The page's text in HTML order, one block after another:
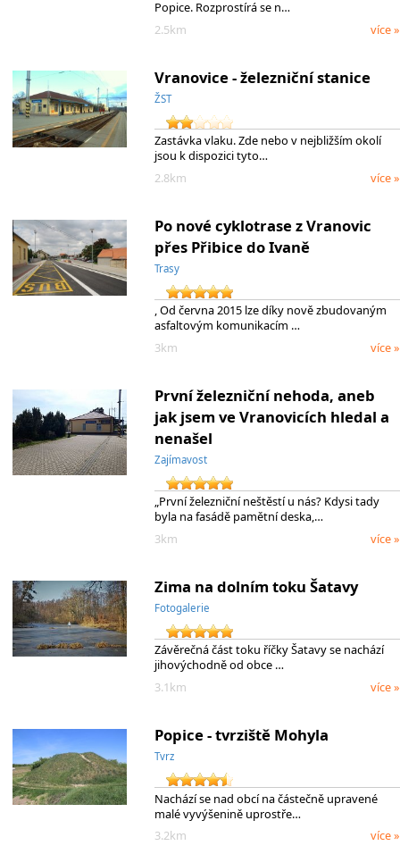
Popice. Rozprostírá se n…
2.5km
více »
Vranovice - železniční stanice
ŽST
Zastávka vlaku. Zde nebo v nejbližším okolí
jsou k dispozici tyto…
2.8km
více »
Po nové cyklotrase z Vranovic
přes Přibice do Ivaně
Trasy
, Od června 2015 lze díky nově zbudovaným
asfaltovým komunikacím …
3km
více »
První železniční nehoda, aneb
jak jsem ve Vranovicích hledal a
nenašel
Zajímavost
„První železniční neštěstí u nás? Kdysi tady
byla na fasádě pamětní deska,…
3km
více »
Zima na dolním toku Šatavy
Fotogalerie
Závěrečná část toku říčky Šatavy se nachází
jihovýchodně od obce …
3.1km
více »
Popice - tvrziště Mohyla
Tvrz
Nachází se nad obcí na částečně upravené
malé vyvýšenině uprostře…
3.2km
více »